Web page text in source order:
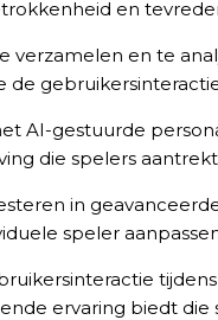
en
en te
de
gestuurde
die spelers
in
speler
ervaring biedt